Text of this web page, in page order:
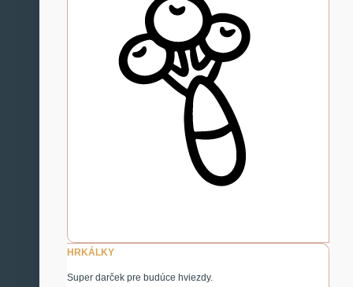
HRKÁLKY
Super darček pre budúce hviezdy.